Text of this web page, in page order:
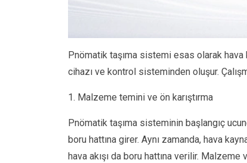
Pnömatik taşıma sistemi esas olarak hava
cihazı ve kontrol sisteminden oluşur.
1. Malzeme temini ve ön karıştırma
Pnömatik taşıma sisteminin başlangıç
boru hattına girer. Aynı zamanda, hava
hava akışı da boru hattına verilir. Malzeme